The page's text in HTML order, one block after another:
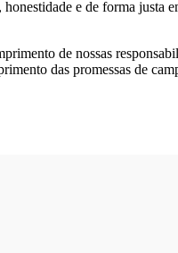
e de forma justa
de nossas
das promessas de